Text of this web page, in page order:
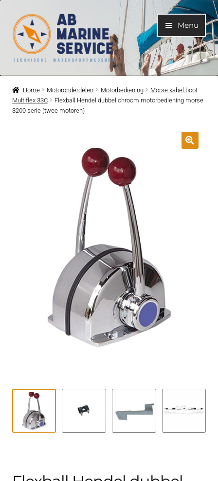
Ga
door
naar
navigatie
Ga
naar
de
inhoud
Menu
Home
Motoren
Submenu
Submenu
Koelwatersysteem
Nederlands
Home Motoronderdelen Motorbediening
Morse kabel boot
Multiflex 33C
Flexball Hendel dubbel chroom motorbediening morse
3200 serie (twee motoren)